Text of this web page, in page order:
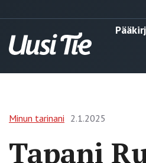
Minun tarinani 2.1.2025
Tapani